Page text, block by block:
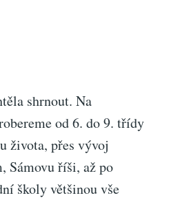
shrnout. Na
od 6. do 9. třídy
života, přes vývoj
Sámovu říši, až po
školy většinou vše